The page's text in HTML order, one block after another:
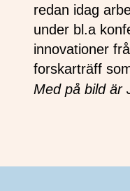
redan idag
under bl.a
innovationer
forskarträff
Med på bild är